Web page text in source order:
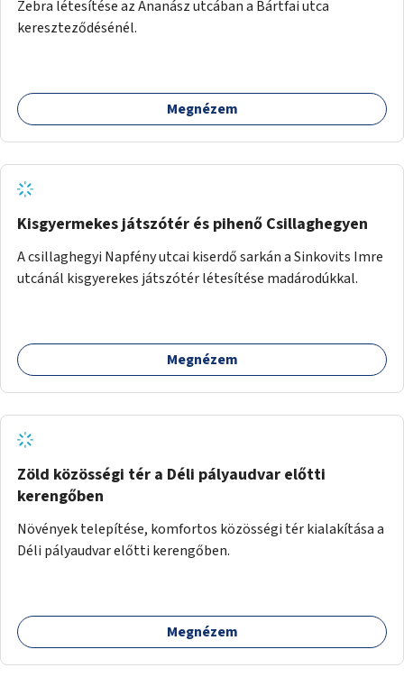
Zebra létesítése az Ananász utcában a Bártfai utca
kereszteződésénél.
Megnézem
Kisgyermekes játszótér és pihenő Csillaghegyen
A csillaghegyi Napfény utcai kiserdő sarkán a Sinkovits Imre
utcánál kisgyerekes játszótér létesítése madárodúkkal.
Megnézem
Zöld közösségi tér a Déli pályaudvar előtti
kerengőben
Növények telepítése, komfortos közösségi tér kialakítása a
Déli pályaudvar előtti kerengőben.
Megnézem